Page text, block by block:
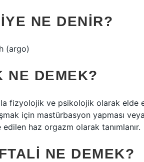
NE DENIR?
(argo)
NE DEMEK?
fizyolojik ve psikolojik olarak elde
için mastürbasyon yapması
haz orgazm olarak tanımlanır.
NE DEMEK?